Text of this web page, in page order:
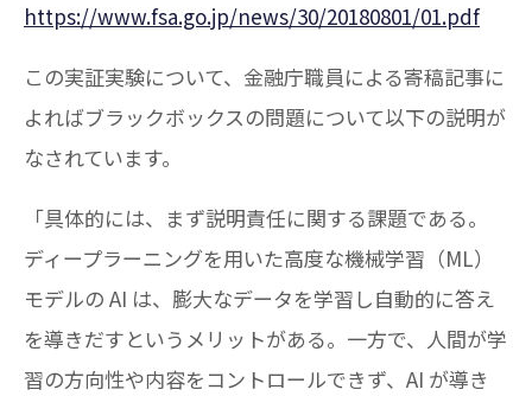
https://www.fsa.go.jp/news/30/20180801/01.pdf
この実証実験について、金融庁職員による寄稿記事に
よればブラックボックスの問題について以下の説明が
なされています。
「具体的には、まず説明責任に関する課題である。
ディープラーニングを用いた高度な機械学習（ML）
モデルの AI は、膨大なデータを学習し自動的に答え
を導きだすというメリットがある。一方で、人間が学
習の方向性や内容をコントロールできず、AI が導き